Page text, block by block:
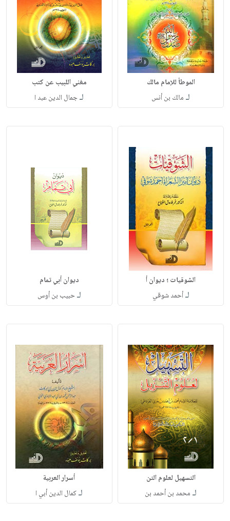
الموطأ للإمام مالك
لـ مالك بن أنس
مغني اللبيب عن كتب
لـجمال الدين عبد ا
الشوقيات ؛ ديوان أ
لـأحمد شوقي
ديوان أبي تمام
لـحبيب بن أوس
التسهيل لعلوم التن
لـ محمد بن أحمد بن
أسرار العربية
لـكمال الدين أبي ا